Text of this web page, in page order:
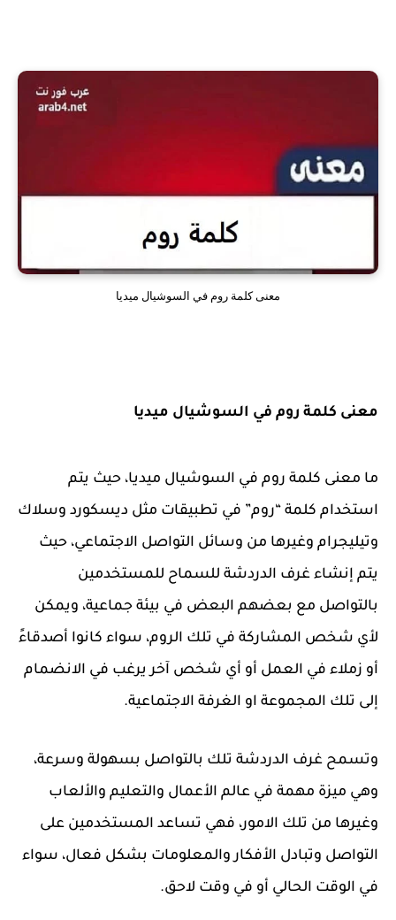
معنى كلمة روم في السوشيال ميديا
معنى كلمة روم في السوشيال ميديا
ما معنى كلمة روم في السوشيال ميديا، حيث يتم
استخدام كلمة “روم” في تطبيقات مثل ديسكورد وسلاك
وتيليجرام وغيرها من وسائل التواصل الاجتماعي، حيث
يتم إنشاء غرف الدردشة للسماح للمستخدمين
بالتواصل مع بعضهم البعض في بيئة جماعية، ويمكن
لأي شخص المشاركة في تلك الروم، سواء كانوا أصدقاءً
أو زملاء في العمل أو أي شخص آخر يرغب في الانضمام
إلى تلك المجموعة او الغرفة الاجتماعية.
وتسمح غرف الدردشة تلك بالتواصل بسهولة وسرعة،
وهي ميزة مهمة في عالم الأعمال والتعليم والألعاب
وغيرها من تلك الامور، فهي تساعد المستخدمين على
التواصل وتبادل الأفكار والمعلومات بشكل فعال، سواء
في الوقت الحالي أو في وقت لاحق.